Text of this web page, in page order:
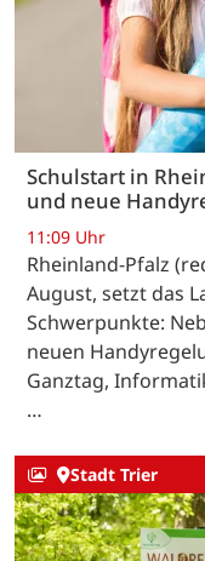
Schulstart in
und neue
11:09 Uhr
Rheinland-Pfalz
August, setzt das
Schwerpunkte:
neuen
Ganztag,
…
Stadt Trier